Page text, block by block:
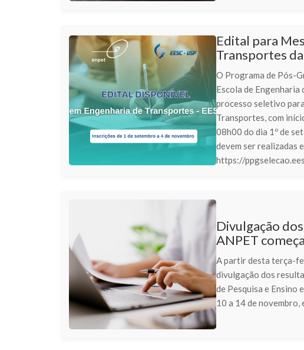
Edital para
Transportes
O Programa de Pós-
Escola de Engenharia
processo seletivo
Transportes, com
08h00 do dia 1º de
devem ser realizadas
https://
Divulgação
ANPET
A partir desta terça-
divulgação dos
de Pesquisa e Ensino
10 a 14 de novembro,